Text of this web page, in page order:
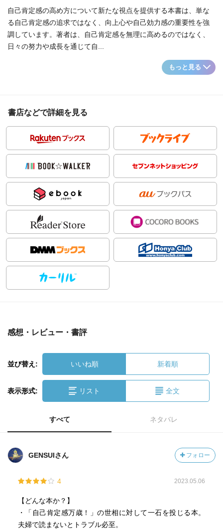
自己肯定感の高め方について新たな視点を提供する本書は、単な
る自己肯定感の追求ではなく、向上心や自己効力感の重要性を強
調しています。著者は、自己肯定感を無理に高めるのではなく、
日々の努力や成長を通じて自...
もっと見る
書店などで詳細を見る
感想・レビュー・書評
並び替え: いいね順 新着順
表示形式: リスト 全文
すべて ネタバレ
GENSUIさん フォロー
4 2023.05.06
【どんな本か？】
・「自己肯定感万歳！」の世相に対して一石を投じる本。
夫婦で読まないとトラブル必至。